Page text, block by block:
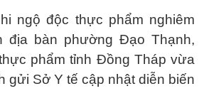
ngộ độc thực phẩm nghiêm
địa bàn phường Đạo Thạnh,
phẩm tỉnh Đồng Tháp vừa
gửi Sở Y tế cập nhật diễn biến